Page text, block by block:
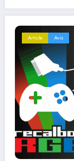
Article Avis